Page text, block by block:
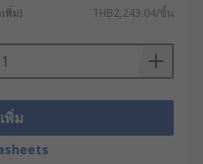
พิ่ม) THB2,243.04/ชิ้น
เพิ่ม